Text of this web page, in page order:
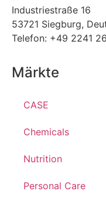
Industriestraße 16
53721 Siegburg,
Telefon: +49 2241
Märkte
CASE
Chemicals
Nutrition
Personal Care